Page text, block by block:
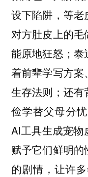
设下陷阱，等
对方肚皮上的毛
能原地狂怒；
着前辈学写方
生存法则；还
俭学替父母分
AI工具生成宠物
赋予它们鲜明
的剧情，让许